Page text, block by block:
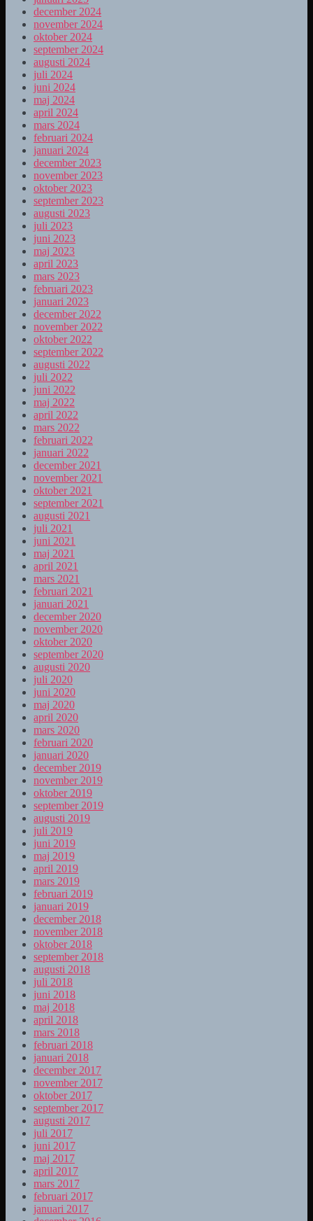
december 2024
november 2024
oktober 2024
september 2024
augusti 2024
juli 2024
juni 2024
maj 2024
april 2024
mars 2024
februari 2024
januari 2024
december 2023
november 2023
oktober 2023
september 2023
augusti 2023
juli 2023
juni 2023
maj 2023
april 2023
mars 2023
februari 2023
januari 2023
december 2022
november 2022
oktober 2022
september 2022
augusti 2022
juli 2022
juni 2022
maj 2022
april 2022
mars 2022
februari 2022
januari 2022
december 2021
november 2021
oktober 2021
september 2021
augusti 2021
juli 2021
juni 2021
maj 2021
april 2021
mars 2021
februari 2021
januari 2021
december 2020
november 2020
oktober 2020
september 2020
augusti 2020
juli 2020
juni 2020
maj 2020
april 2020
mars 2020
februari 2020
januari 2020
december 2019
november 2019
oktober 2019
september 2019
augusti 2019
juli 2019
juni 2019
maj 2019
april 2019
mars 2019
februari 2019
januari 2019
december 2018
november 2018
oktober 2018
september 2018
augusti 2018
juli 2018
juni 2018
maj 2018
april 2018
mars 2018
februari 2018
januari 2018
december 2017
november 2017
oktober 2017
september 2017
augusti 2017
juli 2017
juni 2017
maj 2017
april 2017
mars 2017
februari 2017
januari 2017